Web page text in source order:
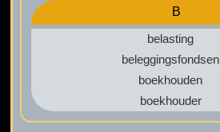
B
belasting
beleggingsfondsen
boekhouden
boekhouder